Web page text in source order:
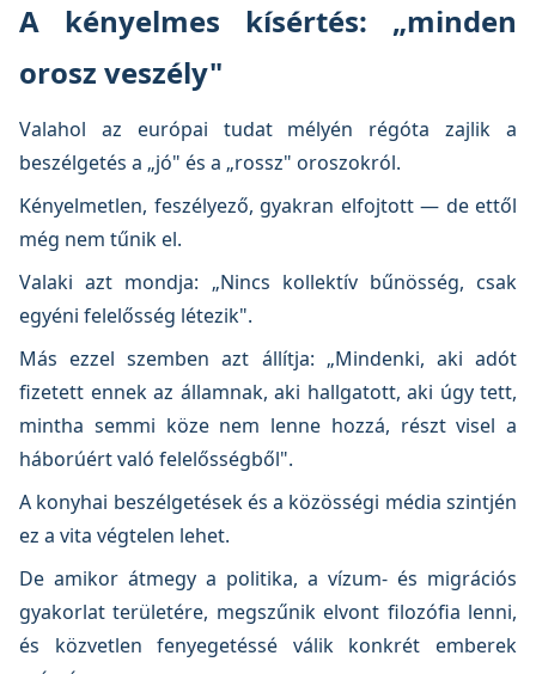
A kényelmes kísértés: „minden
orosz veszély"
Valahol az európai tudat mélyén régóta zajlik a
beszélgetés a „jó" és a „rossz" oroszokról.
Kényelmetlen, feszélyező, gyakran elfojtott — de ettől
még nem tűnik el.
Valaki azt mondja: „Nincs kollektív bűnösség, csak
egyéni felelősség létezik".
Más ezzel szemben azt állítja: „Mindenki, aki adót
fizetett ennek az államnak, aki hallgatott, aki úgy tett,
mintha semmi köze nem lenne hozzá, részt visel a
háborúért való felelősségből".
A konyhai beszélgetések és a közösségi média szintjén
ez a vita végtelen lehet.
De amikor átmegy a politika, a vízum- és migrációs
gyakorlat területére, megszűnik elvont filozófia lenni,
és közvetlen fenyegetéssé válik konkrét emberek